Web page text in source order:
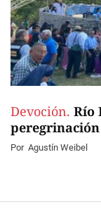
Devoción. Río
Por Agustín Weibel